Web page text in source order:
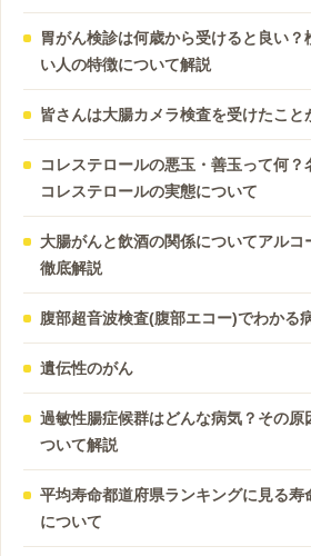
胃がん検診は何歳から受けると良い
い人の特徴について解説
皆さんは大腸カメラ検査を受けたこと
コレステロールの悪玉・善玉って何
コレステロールの実態について
大腸がんと飲酒の関係についてアル
徹底解説
腹部超音波検査(腹部エコー)でわかる
遺伝性のがん
過敏性腸症候群はどんな病気？その原
ついて解説
平均寿命都道府県ランキングに見る寿
について